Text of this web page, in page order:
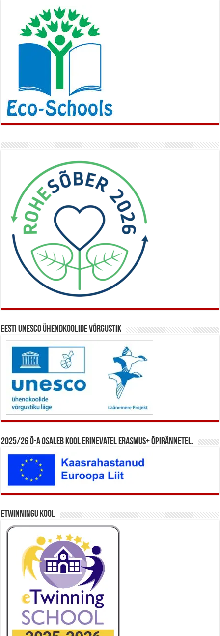
Eesti UNESCO ühendkoolide võrgustik
2025/26 õ-a osaleb kool erinevatel Erasmus+ õpirännetel.
eTwinningu kool